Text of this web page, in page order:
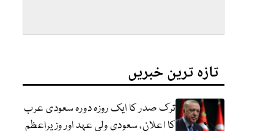
تازہ ترین خبریں
ترک صدر کا ایک روزہ دورہ سعودی عرب
کا اعلان، سعودی ولی عہد اور وزیراعظم